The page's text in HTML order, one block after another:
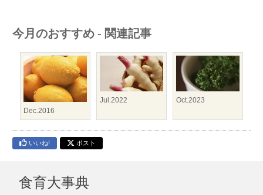
今月のおすすめ - 関連記事
Dec.2016
Jul.2022 Oct.2023
いいね! ポスト
食育大事典